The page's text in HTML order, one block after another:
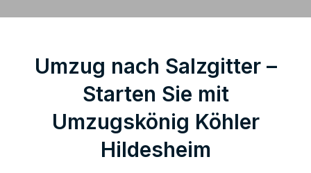
Umzug nach Salzgitter –
Starten Sie mit
Umzugskönig Köhler
Hildesheim